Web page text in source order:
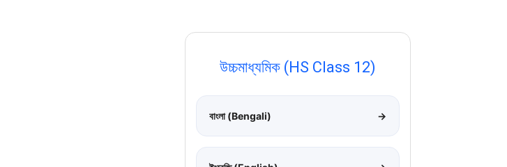
উচ্চমাধ্যমিক (HS Class 12)
বাংলা (Bengali) →